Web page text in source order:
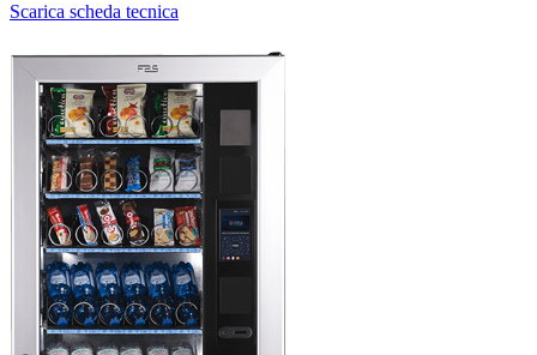
Scarica scheda tecnica